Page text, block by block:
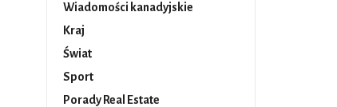
Wiadomości kanadyjskie
Kraj
Świat
Sport
Porady Real Estate